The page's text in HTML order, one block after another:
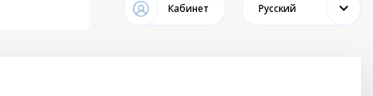
Кабинет Русский